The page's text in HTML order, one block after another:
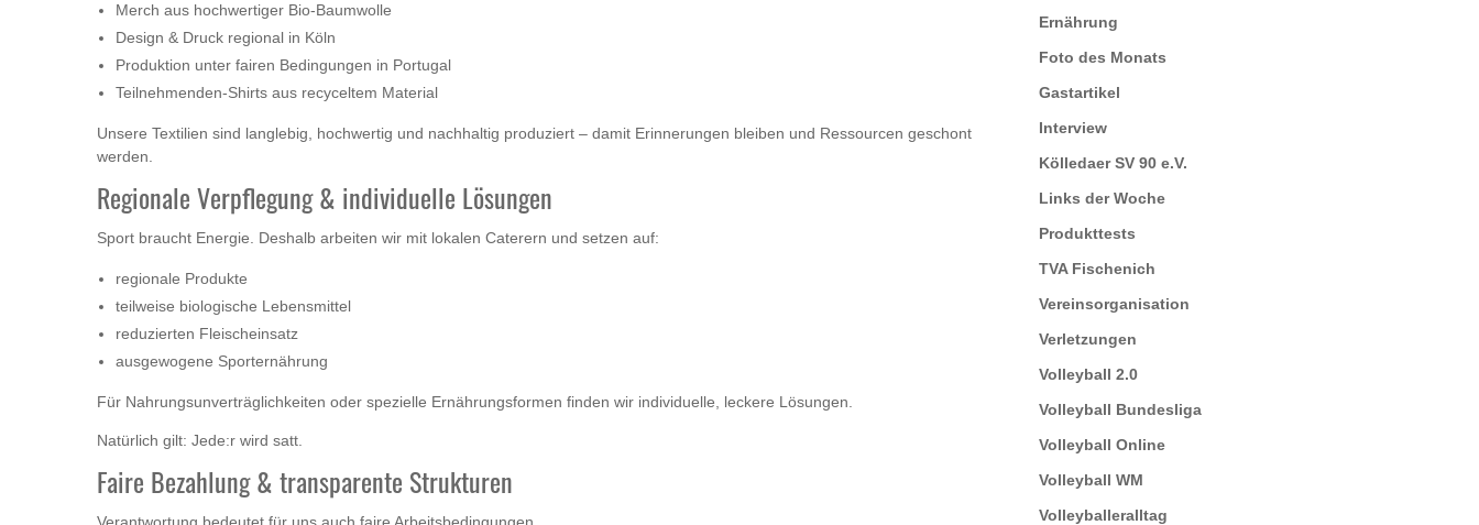
Merch aus hochwertiger Bio-Baumwolle
Design & Druck regional in Köln
Produktion unter fairen Bedingungen in Portugal
Teilnehmenden-Shirts aus recyceltem Material
Unsere Textilien sind langlebig, hochwertig und nachhaltig produziert – damit Erinnerungen bleiben und Ressourcen geschont
werden.
Regionale Verpflegung & individuelle Lösungen
Sport braucht Energie. Deshalb arbeiten wir mit lokalen Caterern und setzen auf:
regionale Produkte
teilweise biologische Lebensmittel
reduzierten Fleischeinsatz
ausgewogene Sporternährung
Für Nahrungsunverträglichkeiten oder spezielle Ernährungsformen finden wir individuelle, leckere Lösungen.
Natürlich gilt: Jede:r wird satt.
Faire Bezahlung & transparente Strukturen
Ernährung
Foto des Monats
Gastartikel
Interview
Kölledaer SV 90 e.V.
Links der Woche
Produkttests
TVA Fischenich
Vereinsorganisation
Verletzungen
Volleyball 2.0
Volleyball Bundesliga
Volleyball Online
Volleyball WM
Volleyballeralltag